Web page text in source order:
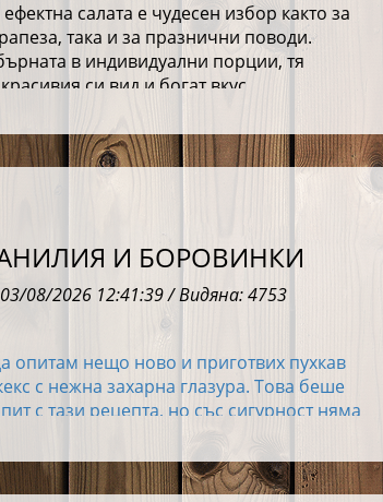
салата е чудесен избор както за
така и за празнични поводи.
в индивидуални порции, тя
си вид и богат вкус.
И БОРОВИНКИ
08/2026 12:41:39 / Видяна: 4753
опитам нещо ново и приготвих пухкав
с нежна захарна глазура. Това беше
с тази рецепта, но със сигурност няма
– тя вече влиза в графата
рецепти, защото показват колко малко
създадеш нещо наистина специално –